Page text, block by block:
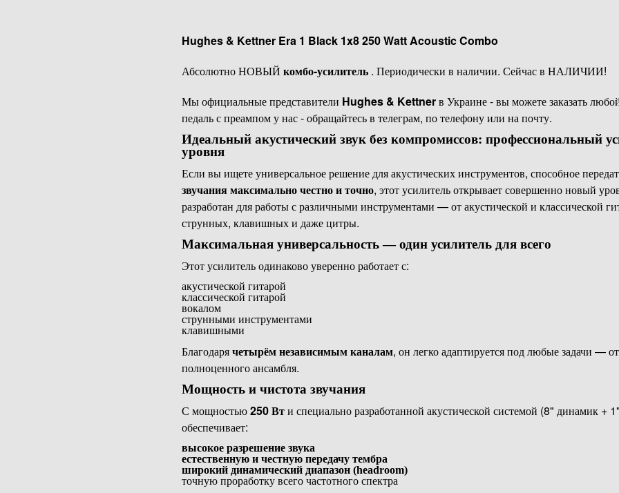
Hughes & Kettner Era 1 Black 1x8 250 Watt Acoustic Combo
Абсолютно НОВЫЙ комбо-усилитель . Периодически в наличии. Сейчас в НАЛИЧИИ!
Мы официальные представители Hughes & Kettnerв Украине - вы можете заказать
педаль с преампом у нас - обращайтесь в телеграм, по телефону или на почту.
Идеальный акустический звук без компромиссов: профессиональный
уровня
Если вы ищете универсальное решение для акустических инструментов, способное
звучания максимально честно и точно, этот усилитель открывает совершенно новый
разработан для работы с различными инструментами — от акустической и классической
струнных, клавишных и даже цитры.
Максимальная универсальность — один усилитель для всего
Этот усилитель одинаково уверенно работает с:
акустической гитарой
классической гитарой
вокалом
струнными инструментами
клавишными
Благодарячетырём независимым каналам, он легко адаптируется под любые задачи —
полноценного ансамбля.
Мощность и чистота звучания
С мощностью250 Вти специально разработанной акустической системой (8" динамик +
обеспечивает:
высокое разрешение звука
естественную и честную передачу тембра
широкий динамический диапазон (headroom)
точную проработку всего частотного спектра